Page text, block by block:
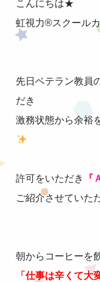
こんにちは★
虹視力®︎スクール
先日ベテラン教員
だき
激務状態から余裕
許可をいただき 『
ご紹介させていた
朝からコーヒーを
「仕事は辛くて大